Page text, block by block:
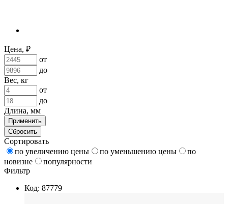
Цена, ₽
от
до
Вес, кг
от
до
Длина, мм
Применить
Сбросить
Сортировать
по увеличению цены
по уменьшению цены
по
новизне
популярности
Фильтр
Код: 87779